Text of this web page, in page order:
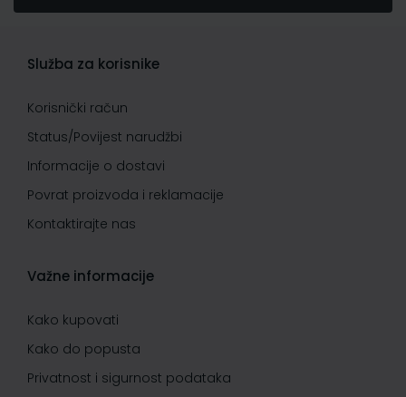
Služba za korisnike
Korisnički račun
Status/Povijest narudžbi
Informacije o dostavi
Povrat proizvoda i reklamacije
Kontaktirajte nas
Važne informacije
Kako kupovati
Kako do popusta
Privatnost i sigurnost podataka